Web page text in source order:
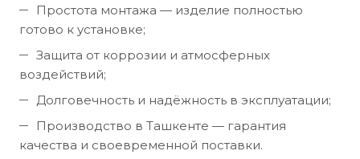
Простота монтажа — изделие полностью
готово к установке;
Защита от коррозии и атмосферных
воздействий;
Долговечность и надёжность в эксплуатации;
Производство в Ташкенте — гарантия
качества и своевременной поставки.